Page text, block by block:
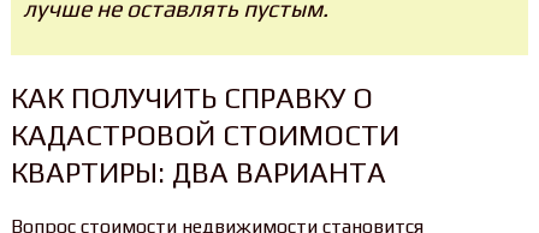
лучше не оставлять пустым.
КАК ПОЛУЧИТЬ СПРАВКУ О
КАДАСТРОВОЙ СТОИМОСТИ
КВАРТИРЫ: ДВА ВАРИАНТА
Вопрос стоимости недвижимости становится